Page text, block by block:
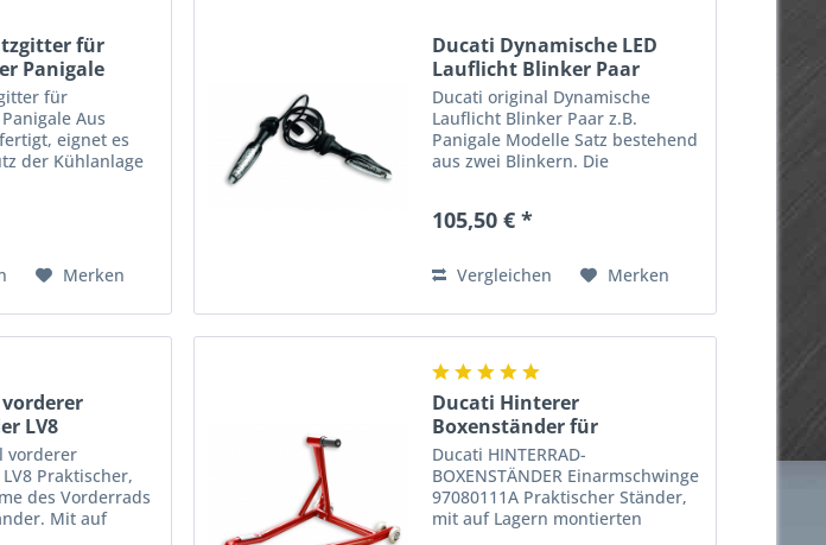
für
Panigale
für
Aus
eignet es
der Kühlanlage
für:
Merken
Ducati Dynamische LED
Lauflicht Blinker Paar
Ducati original Dynamische
Lauflicht Blinker Paar z.B.
Panigale Modelle Satz bestehend
aus zwei Blinkern. Die
und schaffen so den Effekt eines
dem...
105,50 € *
Vergleichen Merken
LV8
vorderer
Praktischer,
des Vorderrads
Mit auf
Ducati Hinterer
Boxenständer für
Einarmschwinge
Ducati HINTERRAD-
BOXENSTÄNDER Einarmschwinge
97080111A Praktischer Ständer,
mit auf Lagern montierten